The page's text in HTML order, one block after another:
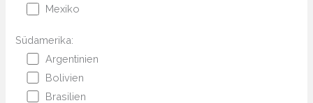
Mexiko
Südamerika:
Argentinien
Bolivien
Brasilien